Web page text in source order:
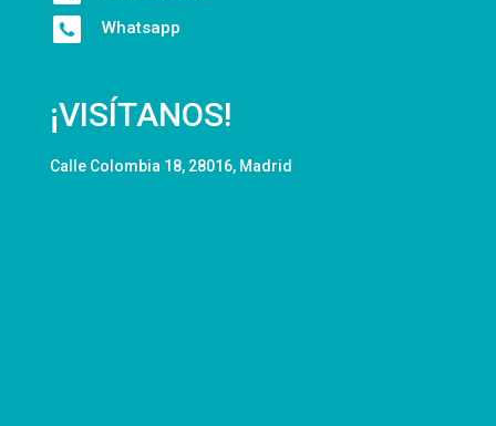
Whatsapp
¡VISÍTANOS!
Calle Colombia 18, 28016, Madrid